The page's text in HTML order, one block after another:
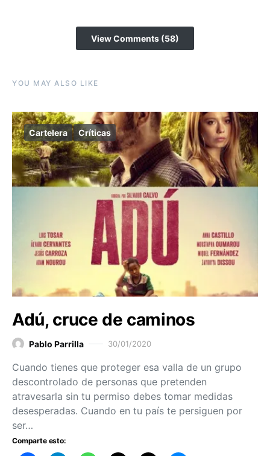
View Comments (58)
YOU MAY ALSO LIKE
Cartelera Críticas
Adú, cruce de caminos
Pablo Parrilla 30/01/2020
Cuando tienes que proteger esa valla de un grupo
descontrolado de personas que pretenden
atravesarla sin tu permiso debes tomar medidas
desesperadas. Cuando en tu país te persiguen por
ser…
Comparte esto: